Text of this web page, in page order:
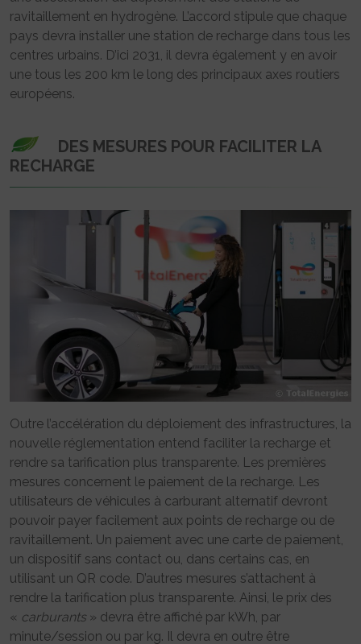
ravitaillement en hydrogène. L’accord stipule que chaque
pays devra installer une station de recharge dans tous les
centres urbains. D’ici 2031, il devra également y en avoir
une tous les 200 km le long des principaux axes routiers
européens.
DES MESURES POUR FACILITER LA
RECHARGE
Outre l’accélération du déploiement des infrastructures, la
nouvelle réglementation entend faciliter la recharge et
rendre sa tarification plus transparente. Les premières
mesures concernent le paiement de la recharge. Les
utilisateurs de véhicules à carburant alternatif devront
pouvoir payer facilement aux points de recharge ou de
ravitaillement. Un paiement avec une carte de paiement,
un dispositif sans contact ou, dans certains cas, en
utilisant un QR code. D’autres mesures s’attachent à
rendre la tarification plus transparente. Ainsi, le prix des
« carburants» devra être affiché par kWh, par
minute/session ou par kg. Il devra en outre être